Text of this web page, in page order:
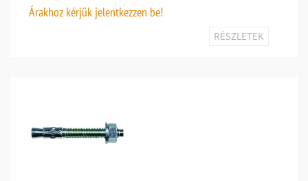
Árakhoz kérjük jelentkezzen be!
RÉSZLETEK